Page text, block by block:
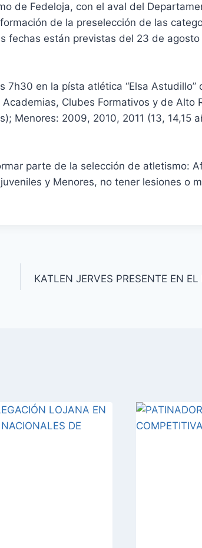
de Fedeloja, con el aval del
de la preselección de las
fechas están previstas del 23 de
en la písta atlética “Elsa Astudillo”
Clubes Formativos y de Alto
2009, 2010, 2011 (13, 14,15
parte de la selección de atletismo:
y Menores, no tener lesiones o
KATLEN JERVES PRESENTE EN